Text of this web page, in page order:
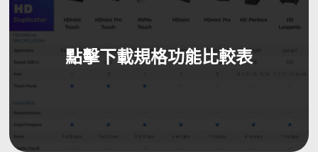
點擊下載規格功能比較表